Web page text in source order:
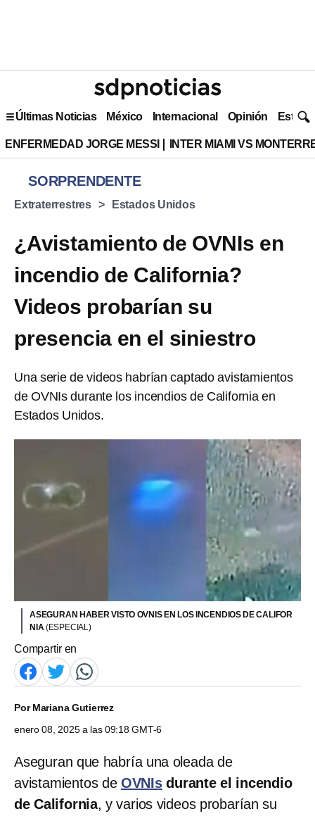
Últimas Noticias México Internacional Opinión Estilo
ENFERMEDAD JORGE MESSI INTER MIAMI VS
SORPRENDENTE
Extraterrestres Estados Unidos
¿Avistamiento de OVNIs en
incendio de California?
Videos probarían su
presencia en el siniestro
Una serie de videos habrían captado avistamientos
de OVNIs durante los incendios de California en
Estados Unidos.
ASEGURAN HABER VISTO OVNIS EN LOS INCENDIOS DE CALIFOR
NIA(ESPECIAL)
Compartir en
PorMariana Gutierrez
enero 08, 2025 a las 09:18 GMT-6
Aseguran que habría una oleada de
avistamientos de OVNIsdurante el incendio
de California, y varios videos probarían su